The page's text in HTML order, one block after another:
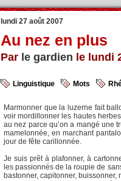
lundi 27 août 2007
Au nez en plus
Par le gardien le lundi
Linguistique Mots
Marmonner que la luzerne fait
voir mordillonner les hautes
au nez parce qu’on a mangé une
mamelonnée, en marchant
jour de fête carillonnée.
Je suis prêt à plafonner, à
les passionnés de la roupie de
bastonner, capitonner,